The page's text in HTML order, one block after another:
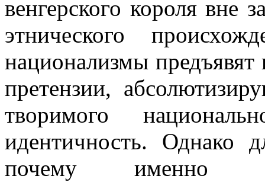
венгерского короля вне
этнического
национализмы предъявят
претензии,
творимого
идентичность. Однако
почему